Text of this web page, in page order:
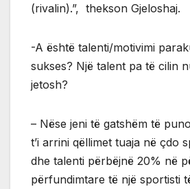
(rivalin).”, thekson Gjeloshaj.
-A është talenti/motivimi
sukses? Një talent pa të cilin
jetosh?
– Nëse jeni të gatshëm të
t’i arrini qëllimet tuaja në çdo
dhe talenti përbëjnë 20% në
përfundimtare të një sportisti